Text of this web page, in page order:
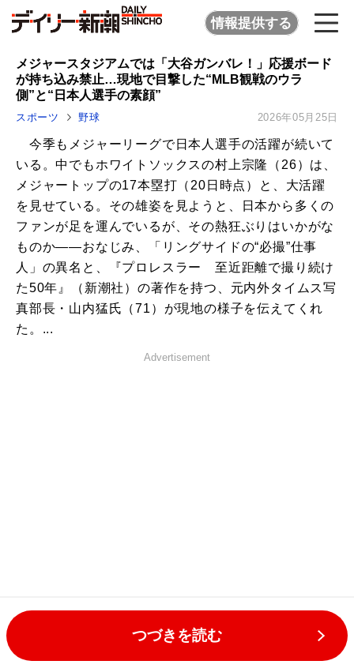
情報提供する
メジャースタジアムでは「大谷ガンバレ！」応援ボード
が持ち込み禁止…現地で目撃した“MLB観戦のウラ
側”と“日本人選手の素顔”
スポーツ 野球 2026年05月25日
今季もメジャーリーグで日本人選手の活躍が続いて
いる。中でもホワイトソックスの村上宗隆（26）は、
メジャートップの17本塁打（20日時点）と、大活躍
を見せている。その雄姿を見ようと、日本から多くの
ファンが足を運んでいるが、その熱狂ぶりはいかがな
ものか――おなじみ、「リングサイドの“必撮”仕事
人」の異名と、『プロレスラー 至近距離で撮り続け
た50年』（新潮社）の著作を持つ、元内外タイムス写
真部長・山内猛氏（71）が現地の様子を伝えてくれ
た。...
Advertisement
つづきを読む